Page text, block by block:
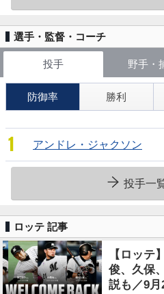
選手・監督・コーチ
投手 野手・
防御率 勝利
1 アンドレ・ジャクソン
投手一
ロッテ 記事
【ロッテ
俊、久保
説も／9月